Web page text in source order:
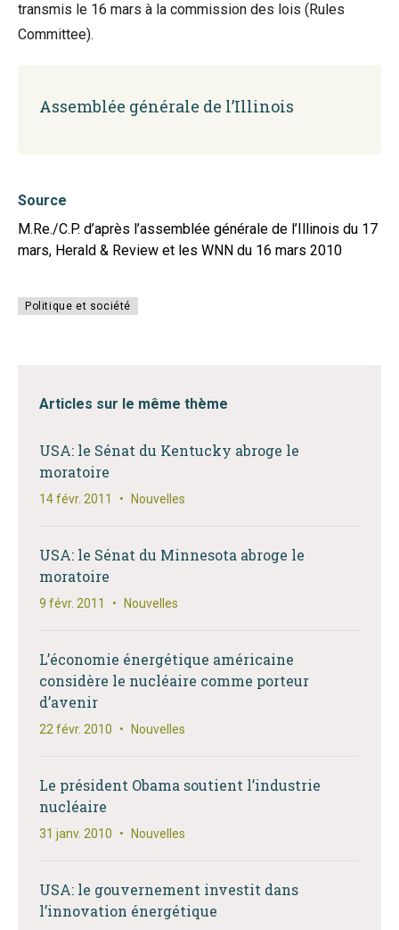
transmis le 16 mars à la commission des lois (Rules
Committee).
Assemblée générale de l’Illinois
Source
M.Re./C.P. d’après l’assemblée générale de l’Illinois du 17
mars, Herald & Review et les WNN du 16 mars 2010
Politique et société
Articles sur le même thème
USA: le Sénat du Kentucky abroge le
moratoire
14 févr. 2011 • Nouvelles
USA: le Sénat du Minnesota abroge le
moratoire
9 févr. 2011 • Nouvelles
L’économie énergétique américaine
considère le nucléaire comme porteur
d’avenir
22 févr. 2010 • Nouvelles
Le président Obama soutient l’industrie
nucléaire
31 janv. 2010 • Nouvelles
USA: le gouvernement investit dans
l’innovation énergétique